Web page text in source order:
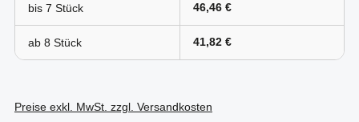
bis 7 46,46 €
ab 8 41,82 €
Preise exkl. MwSt. zzgl. Versandkosten